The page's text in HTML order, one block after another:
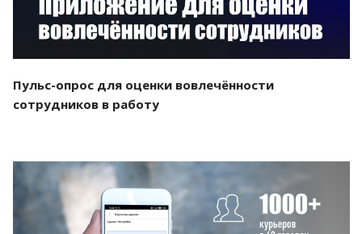
Пульс-опрос для оценки вовлечённости
сотрудников в работу